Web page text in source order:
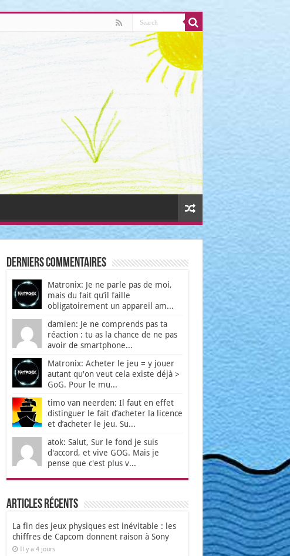
Derniers Commentaires
Matronix: Je ne parle pas de moi,
mais du fait qu’il faille
obligatoirement un appareil am...
damien: Je ne comprends pas ta
réaction : tu as la chance de ne pas
avoir de smartphone...
Matronix: Acheter le jeu = y jouer
autant qu'on veut cela existe déjà >
GoG. Pour le mu...
timo van neerden: Il faut en effet
distinguer le fait d’acheter la licence
et d’acheter le jeu. Su...
atok: Salut, Sur le fond je suis
d'accord, et vive GOG. Mais je
pense que c'est plus v...
Articles récents
La fin des jeux physiques est inévitable : les
chiffres de Capcom donnent raison à Sony
Il y a 4 jours